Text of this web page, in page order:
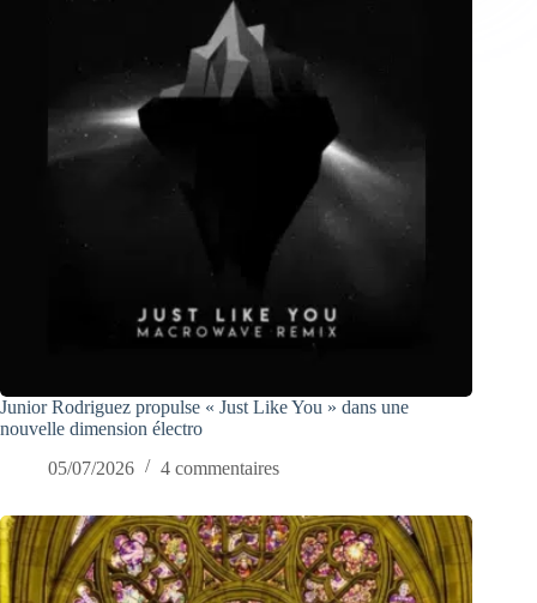
Junior Rodriguez propulse « Just Like You » dans une
nouvelle dimension électro
05/07/2026
4 commentaires